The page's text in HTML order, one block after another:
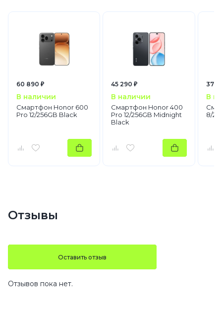
60 890 ₽
В наличии
Смартфон Honor 600
Pro 12/256GB Black
45 290 ₽
В наличии
Смартфон Honor 400
Pro 12/256GB Midnight
Black
37
В
8/
Отзывы
Оставить отзыв
Отзывов пока нет.